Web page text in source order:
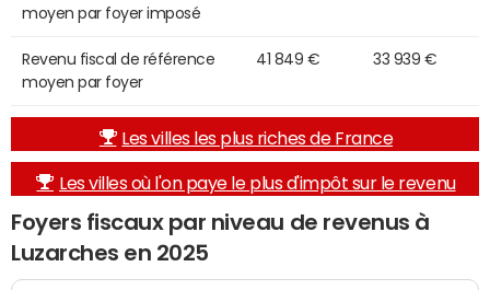
moyen par foyer imposé
Revenu fiscal de référence
moyen par foyer
41 849 € 33 939 €
Les villes les plus riches de France
Les villes où l'on paye le plus d'impôt sur le revenu
Foyers fiscaux par niveau de revenus à
Luzarches en 2025